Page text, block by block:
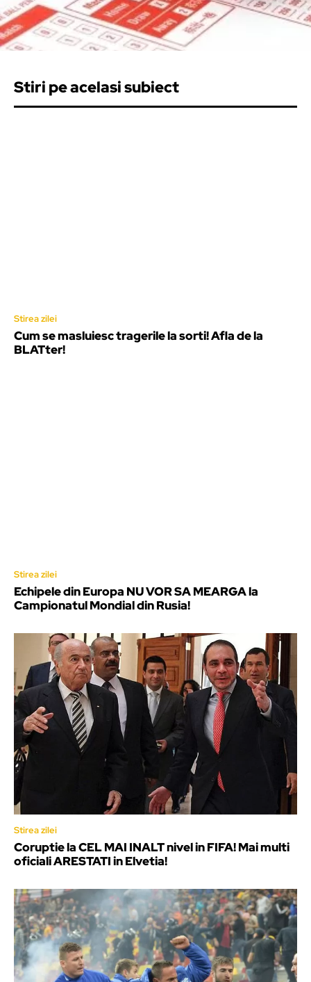
Stiri pe acelasi subiect
Stirea zilei
Cum se masluiesc tragerile la sorti! Afla de la
BLATter!
Stirea zilei
Echipele din Europa NU VOR SA MEARGA la
Campionatul Mondial din Rusia!
Stirea zilei
Coruptie la CEL MAI INALT nivel in FIFA! Mai multi
oficiali ARESTATI in Elvetia!